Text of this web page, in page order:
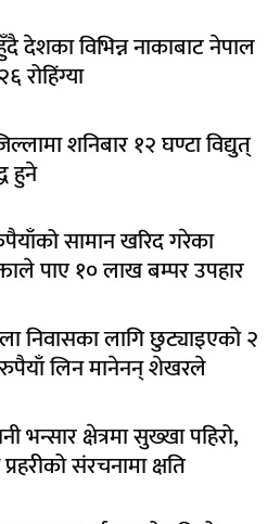
देशका विभिन्न नाकाबाट नेपाल
रोहिंग्या
शनिबार १२ घण्टा विद्युत्
हुने
सामान खरिद गरेका
पाए १० लाख बम्पर उपहार
निवासका लागि छुट्याइएको २
लिन मानेनन् शेखरले
भन्सार क्षेत्रमा सुख्खा पहिरो,
संरचनामा क्षति